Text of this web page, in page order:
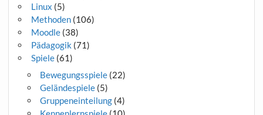
Linux (5)
Methoden(106)
Moodle(38)
Pädagogik (71)
Spiele(61)
Bewegungsspiele(22)
Geländespiele(5)
Gruppeneinteilung(4)